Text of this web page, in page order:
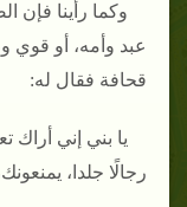
وكما رأينا فإن
عبد وأمه، أو قوي
قحافة فقال له:
يا بني إني أراك
رجالًا جلدا،